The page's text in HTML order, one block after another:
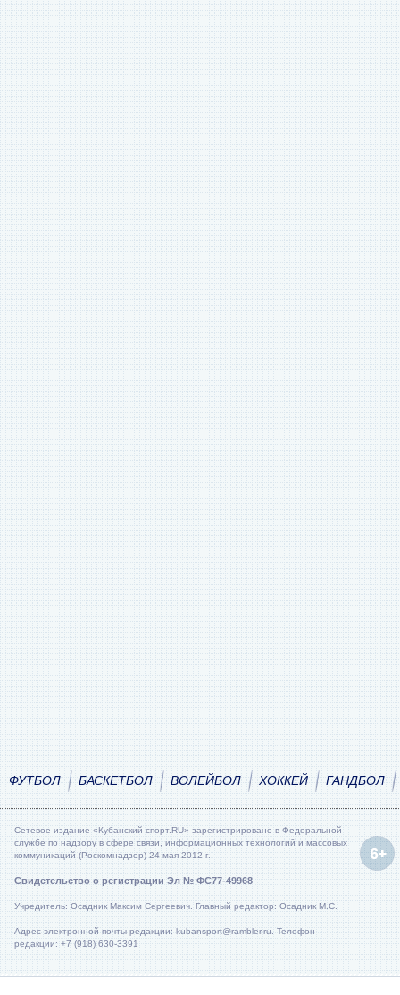
ФУТБОЛ БАСКЕТБОЛ ВОЛЕЙБОЛ ХОККЕЙ ГАНДБОЛ
Сетевое издание «Кубанский спорт.RU» зарегистрировано в Федеральной
службе по надзору в сфере связи, информационных технологий и массовых
коммуникаций (Роскомнадзор) 24 мая 2012 г.
Свидетельство о регистрации Эл № ФС77-49968
Учредитель: Осадник Максим Сергеевич. Главный редактор: Осадник М.С.
Адрес электронной почты редакции: kubansport@rambler.ru. Телефон
редакции: +7 (918) 630-3391